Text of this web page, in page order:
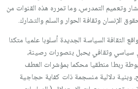
وتعميم التمدرس، وما تمرره هذه القنوات من
الإنسان وثقافة الحوار والسلم والتشارك.
الثقافة السياسة الجديدة أسلوبا علميا متكئا
سياسي وثقافي يحبل بتصورات رصينة،
ربطا منطقيا محكما بمؤشرات العطف
وبنية دلالية منسجمة ذات كفاية حجاجية